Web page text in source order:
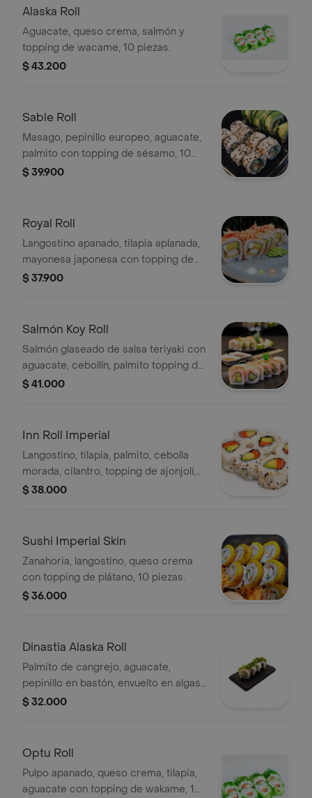
Alaska Roll
Aguacate, queso crema, salmón y
topping de wacame, 10 piezas.
$ 43.200
Sable Roll
Masago, pepinillo europeo, aguacate,
palmito con topping de sésamo, 10
piezas.
$ 39.900
Royal Roll
Langostino apanado, tilapia aplanada,
mayonesa japonesa con topping de
palmito, 10 piezas.
$ 37.900
Salmón Koy Roll
Salmón glaseado de salsa teriyaki con
aguacate, cebollín, palmito topping de
dinamita y ajonjolí, 10 piezas.
$ 41.000
Inn Roll Imperial
Langostino, tilapia, palmito, cebolla
morada, cilantro, topping de ajonjolí,
10 piezas.
$ 38.000
Sushi Imperial Skin
Zanahoria, langostino, queso crema
con topping de plátano, 10 piezas.
$ 36.000
Dinastia Alaska Roll
Palmito de cangrejo, aguacate,
pepinillo en bastón, envuelto en algas,
10 piezas.
$ 32.000
Optu Roll
Pulpo apanado, queso crema, tilapia,
aguacate con topping de wakame, 10